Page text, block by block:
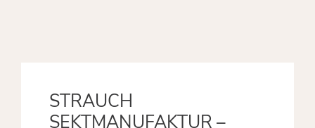
STRAUCH
SEKTMANUFAKTUR –